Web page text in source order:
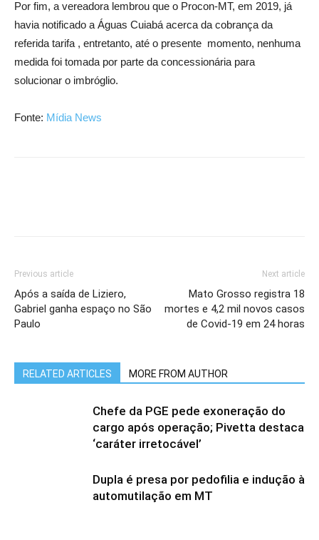
Por fim, a vereadora lembrou que o Procon-MT, em 2019, já
havia notificado a Águas Cuiabá acerca da cobrança da
referida tarifa , entretanto, até o presente momento, nenhuma
medida foi tomada por parte da concessionária para
solucionar o imbróglio.
Fonte: Mídia News
Previous article
Após a saída de Liziero,
Gabriel ganha espaço no São
Paulo
Next article
Mato Grosso registra 18
mortes e 4,2 mil novos casos
de Covid-19 em 24 horas
RELATED ARTICLES MORE FROM AUTHOR
Chefe da PGE pede exoneração do
cargo após operação; Pivetta destaca
‘caráter irretocável’
Dupla é presa por pedofilia e indução à
automutilação em MT